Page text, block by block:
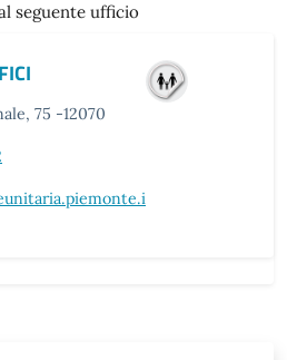
seguente ufficio
75 -12070